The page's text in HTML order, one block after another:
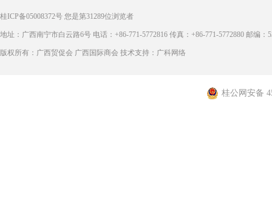
桂ICP备05008372号 您是第31289位浏览者
地址：广西南宁市白云路6号 电话：+86-771-5772816 传真：+86-771-5772880 邮编：
版权所有：广西贸促会 广西国际商会 技术支持：广科网络
桂公网安备